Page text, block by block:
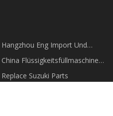
Hangzhou Eng Import Und
Export Co., Ltd
China Flüssigkeitsfüllmaschine,
Flaschenfüllmaschine,
Salbenfüllmaschine Lieferanten,
Replace Suzuki Parts